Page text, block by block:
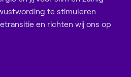
te stimuleren
en richten wij ons op